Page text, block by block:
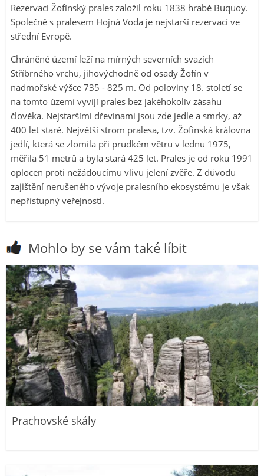
Rezervaci Žofínský prales založil roku 1838 hrabě Buquoy.
Společně s pralesem Hojná Voda je nejstarší rezervací ve
střední Evropě.
Chráněné území leží na mírných severních svazích
Stříbrného vrchu, jihovýchodně od osady Žofín v
nadmořské výšce 735 - 825 m. Od poloviny 18. století se
na tomto území vyvíjí prales bez jakéhokoliv zásahu
člověka. Nejstaršími dřevinami jsou zde jedle a smrky, až
400 let staré. Největší strom pralesa, tzv. Žofínská královna
jedlí, která se zlomila při prudkém větru v lednu 1975,
měřila 51 metrů a byla stará 425 let. Prales je od roku 1991
oplocen proti nežádoucímu vlivu jelení zvěře. Z důvodu
zajištění nerušeného vývoje pralesního ekosystému je však
nepřístupný veřejnosti.
Mohlo by se vám také líbit
Prachovské skály